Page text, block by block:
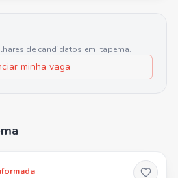
de candidatos em Itapema.
minha vaga